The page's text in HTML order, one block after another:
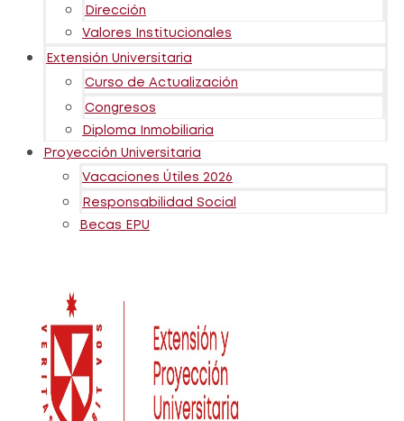
Dirección
Valores Institucionales
Extensión Universitaria
Curso de Actualización
Congresos
Diploma Inmobiliaria
Proyección Universitaria
Vacaciones Útiles 2026
Responsabilidad Social
Becas EPU